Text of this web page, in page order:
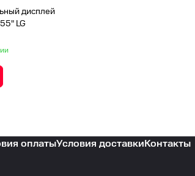
дисплей
LG
оплатыУсловия доставкиКонтакты